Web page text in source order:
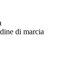
di marcia